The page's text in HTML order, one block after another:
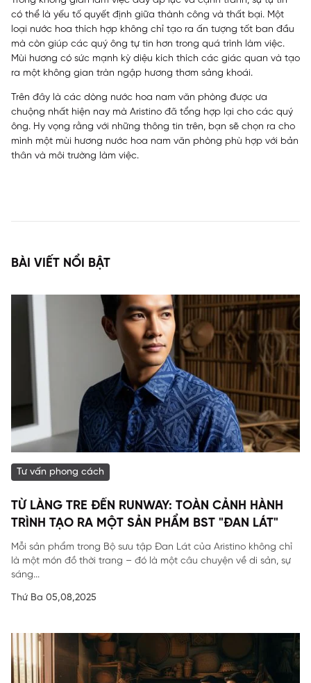
có thể là yếu tố quyết định giữa thành công và thất bại. Một
loại nước hoa thích hợp không chỉ tạo ra ấn tượng tốt ban đầu
mà còn giúp các quý ông tự tin hơn trong quá trình làm việc.
Mùi hương có sức mạnh kỳ diệu kích thích các giác quan và tạo
ra một không gian tràn ngập hương thơm sảng khoái.
Trên đây là các dòng nước hoa nam văn phòng được ưa
chuộng nhất hiện nay mà Aristino đã tổng hợp lại cho các quý
ông. Hy vọng rằng với những thông tin trên, bạn sẽ chọn ra cho
mình một mùi hương nước hoa nam văn phòng phù hợp với bản
thân và môi trường làm việc.
BÀI VIẾT NỔI BẬT
Tư vấn phong cách
TỪ LÀNG TRE ĐẾN RUNWAY: TOÀN CẢNH HÀNH
TRÌNH TẠO RA MỘT SẢN PHẨM BST "ĐAN LÁT"
Mỗi sản phẩm trong Bộ sưu tập Đan Lát của Aristino không chỉ
là một món đồ thời trang – đó là một câu chuyện về di sản, sự
sáng...
Thứ Ba 05,08,2025